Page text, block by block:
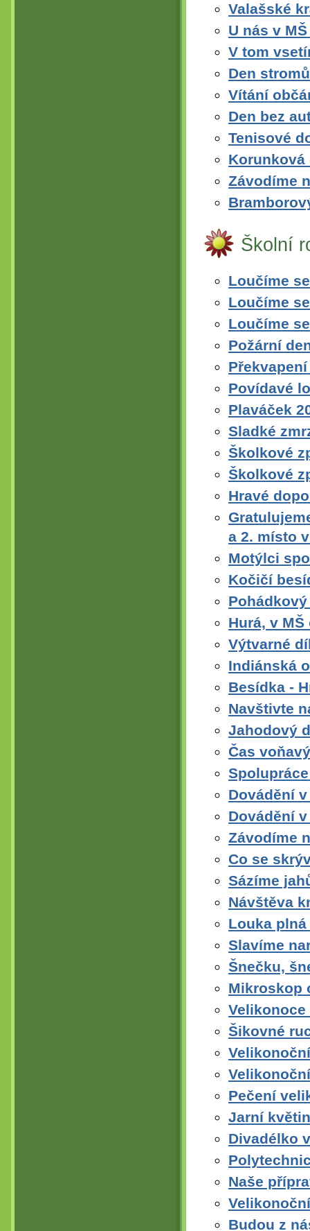
Valašské
U nás v
V tom
Den
Vítání
Den bez
Tenisové
Korunková
Závodíme
Školní
Loučíme
Loučíme
Loučíme
Požární
Povídavé
Plaváček
Sladké
Školkové
Školkové
Hravé
a 2. místo
Motýlci
Kočičí
Hurá, v
Výtvarné
Indiánská
Besídka -
Navštivte
Jahodový
Čas
Dovádění
Dovádění
Závodíme
Co se
Sázíme
Návštěva
Louka
Slavíme
Šnečku,
Mikroskop
Velikonoce
Šikovné
Pečení
Jarní
Divadélko
Naše
Budou z